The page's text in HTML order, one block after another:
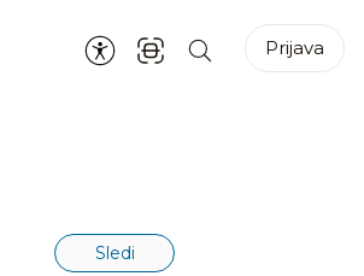
Prijava
Sledi